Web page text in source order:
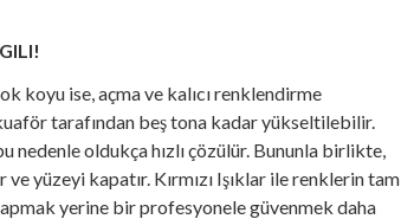
koyu ise, açma ve kalıcı renklendirme
tarafından beş tona kadar yükseltilebilir.
nedenle oldukça hızlı çözülür. Bununla birlikte,
yüzeyi kapatır. Kırmızı Işıklar ile renklerin tam
yerine bir profesyonele güvenmek daha